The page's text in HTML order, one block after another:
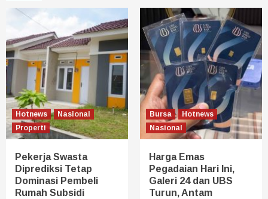
Hotnews
Nasional
Properti
Pekerja Swasta
Diprediksi Tetap
Dominasi Pembeli
Rumah Subsidi
Bursa
Hotnews
Nasional
Harga Emas
Pegadaian Hari Ini,
Galeri 24 dan UBS
Turun, Antam